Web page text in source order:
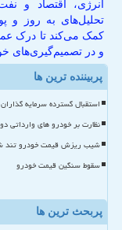
انرژی، اقتصاد و
تحلیل‌های به روز و
کمک می‌کند تا درک
و در تصمیم‌گیری‌های
پربیننده ترین ها
استقبال گسترده سرمایه
نظارت بر خودرو های وارداتی
شیب ریزش قیمت خودرو تند
سقوط سنگین قیمت خودرو
پربحث ترین ها